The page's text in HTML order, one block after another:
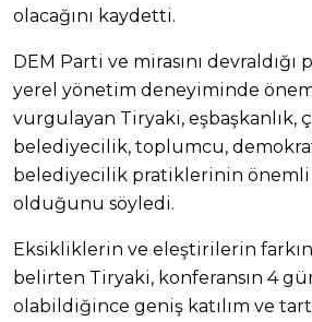
olacağını kaydetti.
DEM Parti ve mirasını devraldığı
yerel yönetim deneyiminde
vurgulayan Tiryaki, eşbaşkanlık,
belediyecilik, toplumcu,
belediyecilik pratiklerinin önemli
olduğunu söyledi.
Eksikliklerin ve eleştirilerin
belirten Tiryaki, konferansın 4
olabildiğince geniş katılım ve